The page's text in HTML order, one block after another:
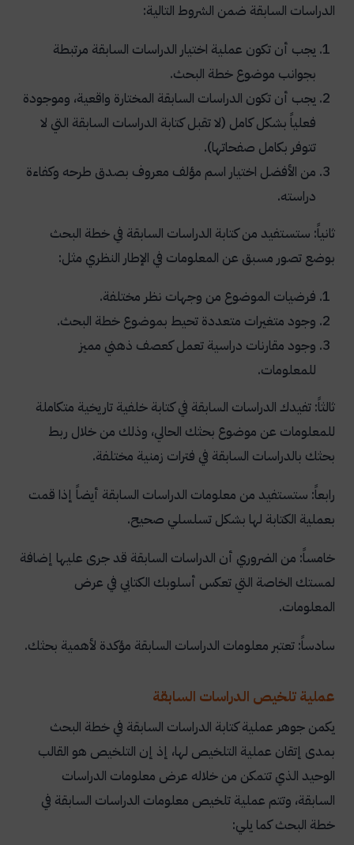
الدراسات السابقة ضمن الشروط التالية:
يجب أن تكون عملية اختيار الدراسات السابقة مرتبطة
بجوانب موضوع خطة البحث.
يجب أن تكون الدراسات السابقة المختارة واقعية، وموجودة
فعلياً بشكل كامل (لا تقبل كتابة الدراسات السابقة التي لا
تتوفر بكامل صفحاتها).
من الأفضل اختيار اسم مؤلف معروف بصدق طرحه وكفاءة
دراسته.
ثانياً: ستستفيد من كتابة الدراسات السابقة في خطة البحث
بوضع تصور مسبق عن المعلومات في الإطار النظري مثل:
فرضيات الموضوع من وجهات نظر مختلفة.
وجود متغيرات متعددة تحيط بموضوع خطة البحث.
وجود مقارنات دراسية تعمل كعصف ذهني مميز
للمعلومات.
ثالثاً: تفيدك الدراسات السابقة في كتابة خلفية تاريخية متكاملة
للمعلومات عن موضوع بحثك الحالي، وذلك من خلال ربط
بحثك بالدراسات السابقة في فترات زمنية مختلفة.
رابعاً: ستستفيد من معلومات الدراسات السابقة أيضاً إذا قمت
بعملية الكتابة لها بشكل تسلسلي صحيح.
خامساً: من الضروري أن الدراسات السابقة قد جرى عليها إضافة
لمستك الخاصة التي تعكس أسلوبك الكتابي في عرض
المعلومات.
سادساً: تعتبر معلومات الدراسات السابقة مؤكدة لأهمية بحثك.
عملية تلخيص الدراسات السابقة
يكمن جوهر عملية كتابة الدراسات السابقة في خطة البحث
بمدى إتقان عملية التلخيص لها، إذ إن التلخيص هو القالب
الوحيد الذي تتمكن من خلاله عرض معلومات الدراسات
السابقة، وتتم عملية تلخيص معلومات الدراسات السابقة في
خطة البحث كما يلي: